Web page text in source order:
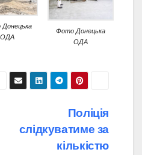
ОДА
Фото Донецька
ОДА
Поліція
слідкуватиме за
кількістю